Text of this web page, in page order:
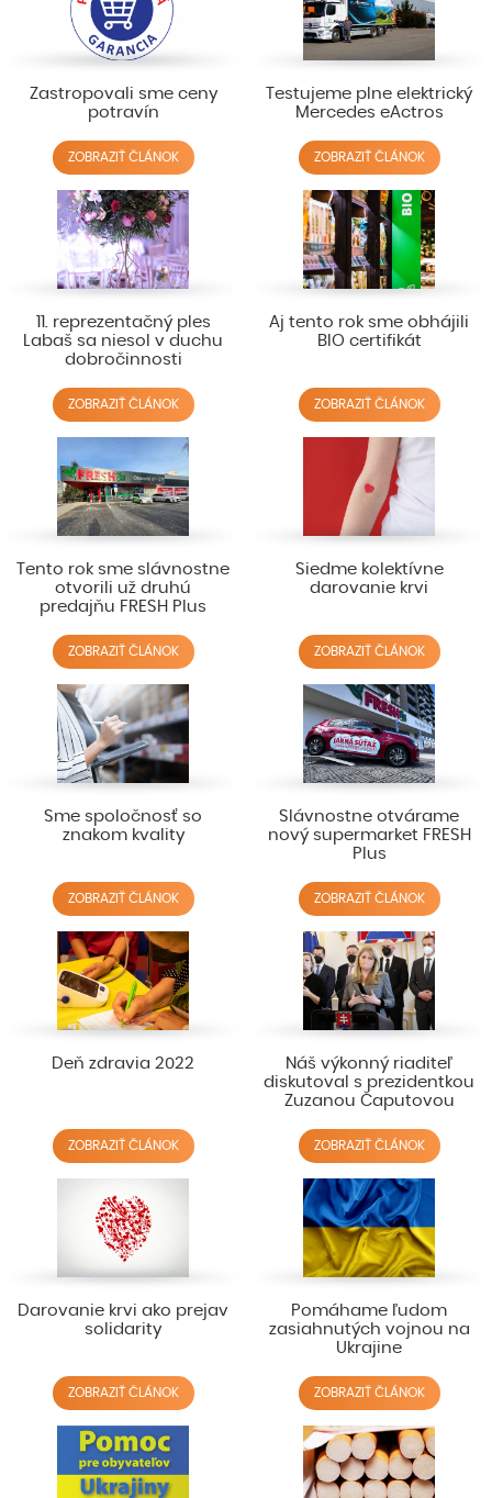
Zastropovali sme ceny
potravín
ZOBRAZIŤ ČLÁNOK
Testujeme plne elektrický
Mercedes eActros
ZOBRAZIŤ ČLÁNOK
11. reprezentačný ples
Labaš sa niesol v duchu
dobročinnosti
ZOBRAZIŤ ČLÁNOK
Aj tento rok sme obhájili
BIO certifikát
ZOBRAZIŤ ČLÁNOK
Tento rok sme slávnostne
otvorili už druhú
predajňu FRESH Plus
ZOBRAZIŤ ČLÁNOK
Siedme kolektívne
darovanie krvi
ZOBRAZIŤ ČLÁNOK
Sme spoločnosť so
znakom kvality
ZOBRAZIŤ ČLÁNOK
Slávnostne otvárame
nový supermarket FRESH
Plus
ZOBRAZIŤ ČLÁNOK
Deň zdravia 2022
ZOBRAZIŤ ČLÁNOK
Náš výkonný riaditeľ
diskutoval s prezidentkou
Zuzanou Čaputovou
ZOBRAZIŤ ČLÁNOK
Darovanie krvi ako prejav
solidarity
ZOBRAZIŤ ČLÁNOK
Pomáhame ľudom
zasiahnutých vojnou na
Ukrajine
ZOBRAZIŤ ČLÁNOK